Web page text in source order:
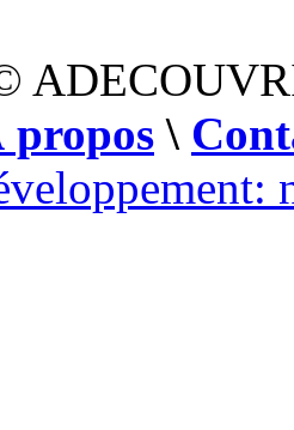
propos \